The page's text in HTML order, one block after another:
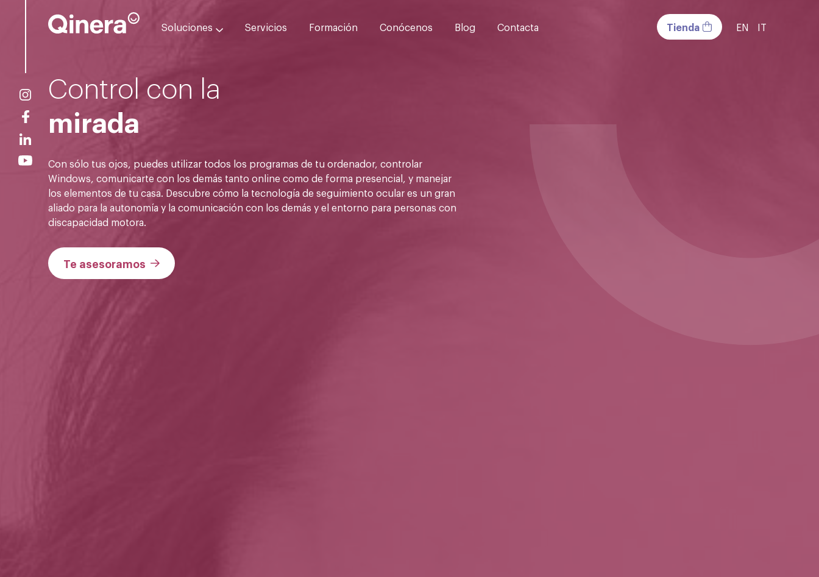
Soluciones Servicios Formación Conócenos Blog Contacta Tienda EN IT
Control con la
mirada
Con sólo tus ojos, puedes utilizar todos los programas de tu ordenador, controlar
Windows, comunicarte con los demás tanto online como de forma presencial, y manejar
los elementos de tu casa. Descubre cómo la tecnología de seguimiento ocular es un gran
aliado para la autonomía y la comunicación con los demás y el entorno para personas con
discapacidad motora.
Te asesoramos